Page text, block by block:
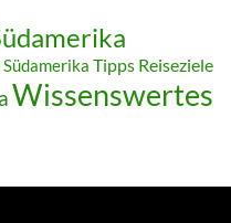
Tipps Reiseziele
Wissenswertes